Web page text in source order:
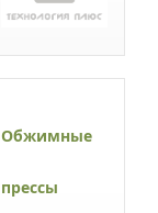
Обжимные
прессы